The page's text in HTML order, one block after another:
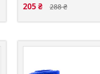
288 ₴
205 ₴